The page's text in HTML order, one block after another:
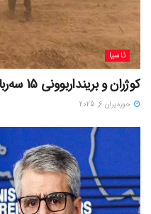
ئاسیا
کوژران و برینداربوونی 15 سەربازی زایۆنیست لە باشوری غەززە
حوزه‌یران 6, 2025